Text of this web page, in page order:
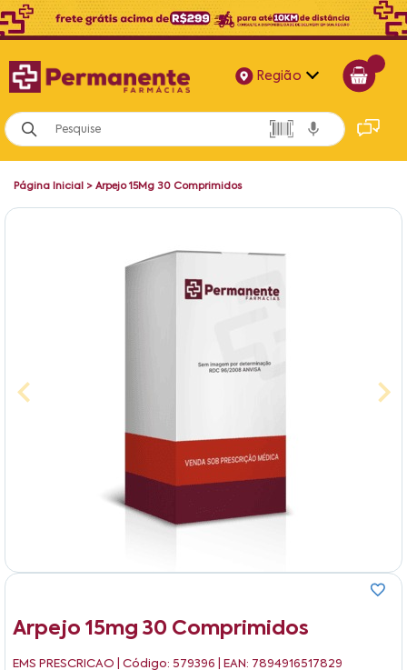
Região
Alagoas
Bahia
Página Inicial > Arpejo 15Mg 30 Comprimidos
Arpejo 15mg 30 Comprimidos
EMS PRESCRICAO | Código: 579396 | EAN: 7894916517829